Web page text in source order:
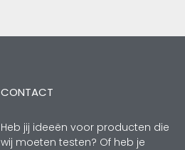
CONTACT
Heb jij ideeën voor producten die
wij moeten testen? Of heb je